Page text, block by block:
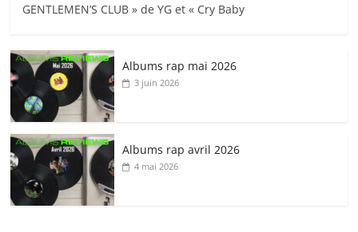
GENTLEMEN’S CLUB » de YG et « Cry Baby
Albums rap mai 2026
3 juin 2026
Albums rap avril 2026
4 mai 2026